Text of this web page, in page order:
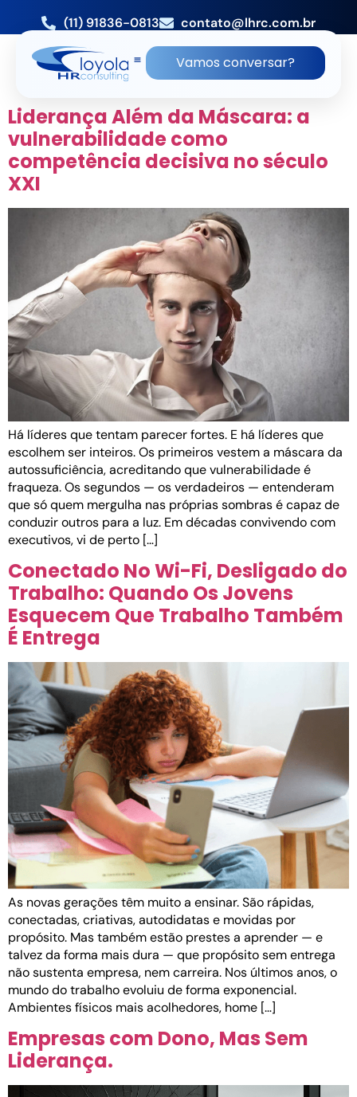
(11) 91836-0813 contato@lhrc.com.br
Vamos conversar?
TAG:CULTURA
ORGANIZACIONAL
Liderança Além da Máscara: a
vulnerabilidade como
competência decisiva no século
XXI
Há líderes que tentam parecer fortes. E há líderes que
escolhem ser inteiros. Os primeiros vestem a máscara da
autossuficiência, acreditando que vulnerabilidade é
fraqueza. Os segundos — os verdadeiros — entenderam
que só quem mergulha nas próprias sombras é capaz de
conduzir outros para a luz. Em décadas convivendo com
executivos, vi de perto […]
Conectado No Wi-Fi, Desligado do
Trabalho: Quando Os Jovens
Esquecem Que Trabalho Também
É Entrega
As novas gerações têm muito a ensinar. São rápidas,
conectadas, criativas, autodidatas e movidas por
propósito. Mas também estão prestes a aprender — e
talvez da forma mais dura — que propósito sem entrega
não sustenta empresa, nem carreira. Nos últimos anos, o
mundo do trabalho evoluiu de forma exponencial.
Ambientes físicos mais acolhedores, home […]
Empresas com Dono, Mas Sem
Liderança.